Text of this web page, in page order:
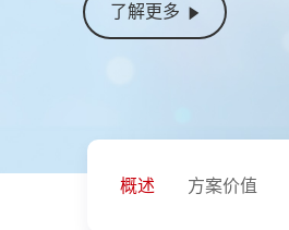
了解更多
概述 方案价值